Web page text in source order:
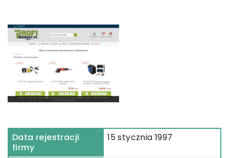
Data rejestracji
firmy
15 stycznia 1997